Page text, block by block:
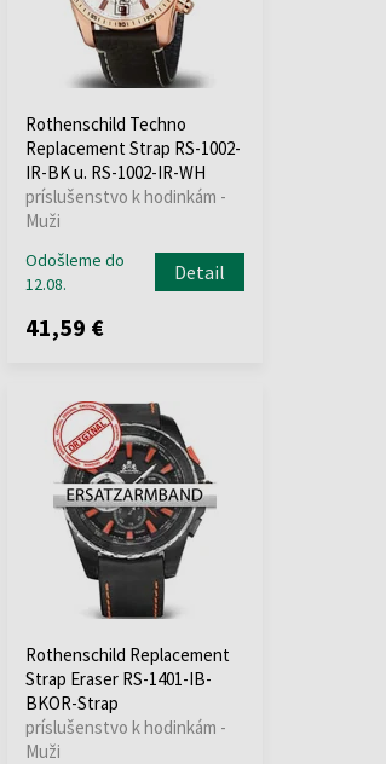
Rothenschild Techno
Replacement Strap RS-1002-
IR-BK u. RS-1002-IR-WH
príslušenstvo k hodinkám -
Muži
Odošleme do
12.08.
Detail
41,59 €
Rothenschild Replacement
Strap Eraser RS-1401-IB-
BKOR-Strap
príslušenstvo k hodinkám -
Muži